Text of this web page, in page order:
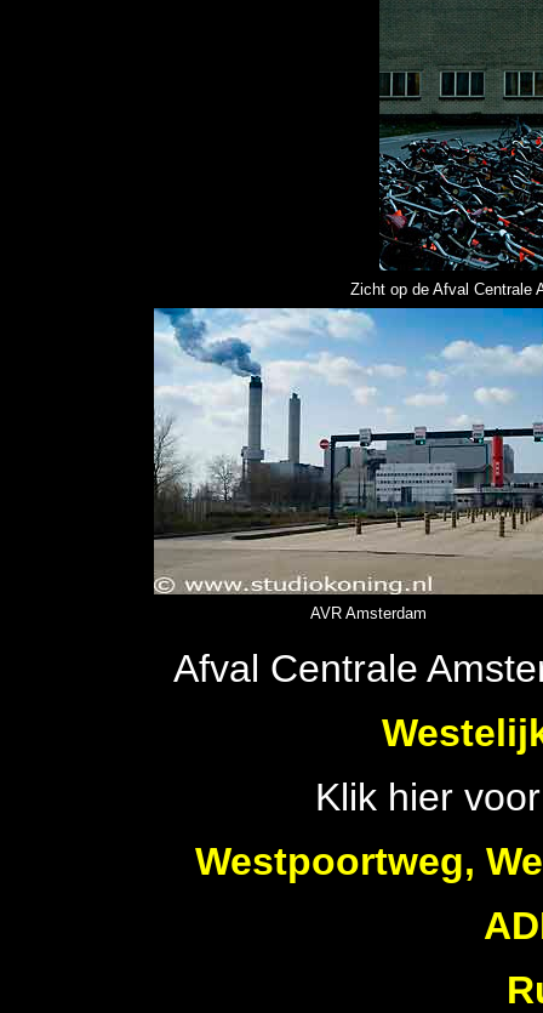
Zicht op de Afval Centrale
AVR Amsterdam
Afval Centrale
Klik hier
Westpoortweg,